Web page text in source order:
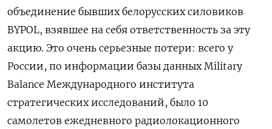
объединение бывших белорусских силовиков
BYPOL, взявшее на себя ответственность за эту
акцию. Это очень серьезные потери: всего у
России, по информации базы данных Military
Balance Международного института
стратегических исследований, было 10
самолетов ежедневного радиолокационного